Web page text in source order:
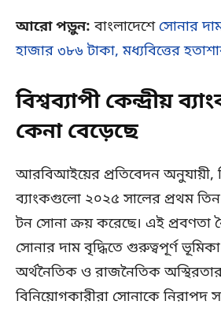
আরো পড়ুন: বাংলাদেশেসোনার
হাজার ৩৮৬ টাকা, মধ্যবিত্তের
বিশ্বব্যাপী কেন্দ্রীয়
কেনা বেড়েছে
আরবিআইয়ের প্রতিবেদন অনুযায়ী,
ব্যাংকগুলো ২০২৫ সালের প্রথম তিন
টন সোনা ক্রয় করেছে। এই প্রবণতা
সোনার দাম বৃদ্ধিতে গুরুত্বপূর্ণ
অর্থনৈতিক ও রাজনৈতিক
বিনিয়োগকারীরা সোনাকে নিরাপদ